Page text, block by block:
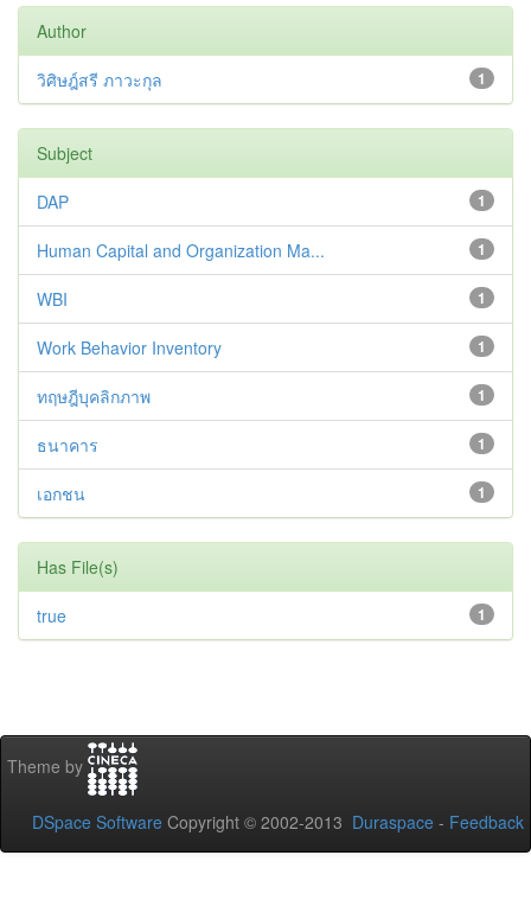
Author
1
วิศิษฎ์สรี ภาวะกุล
Subject
1
DAP
1
Human Capital and Organization Ma...
1
WBI
1
Work Behavior Inventory
1
ทฤษฎีบุคลิกภาพ
1
ธนาคาร
1
เอกชน
Has File(s)
1
true
Theme by
DSpace Software Copyright © 2002-2013 Duraspace - Feedback